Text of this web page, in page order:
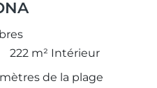
222 m² Intérieur
de la plage